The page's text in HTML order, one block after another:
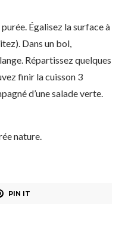
Égalisez la surface à
Dans un bol,
Répartissez quelques
finir la cuisson 3
d’une salade verte.
nature.
PIN IT